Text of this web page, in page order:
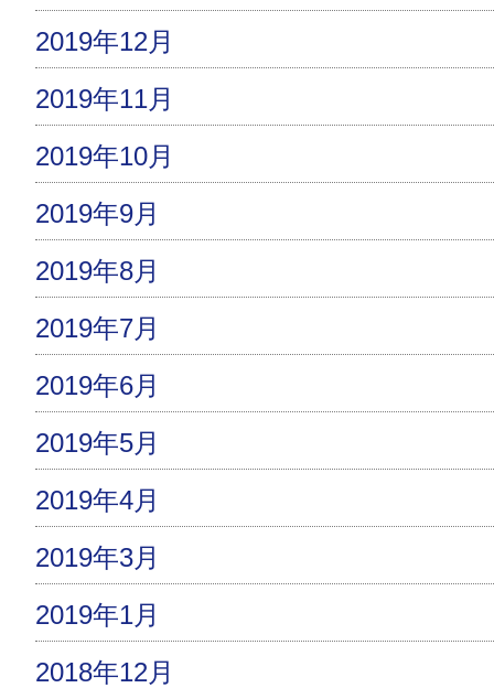
2019年12月
2019年11月
2019年10月
2019年9月
2019年8月
2019年7月
2019年6月
2019年5月
2019年4月
2019年3月
2019年1月
2018年12月